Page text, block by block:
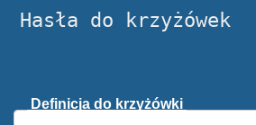
Hasła do krzyżówek
Definicja do krzyżówki